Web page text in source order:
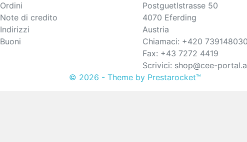
Ordini
Note di credito
Indirizzi
Buoni
Postguetlstrasse 50
4070 Eferding
Austria
Chiamaci: +420
Fax: +43 7272 4419
Scrivici: shop@cee-
© 2026 - Theme by Prestarocket™